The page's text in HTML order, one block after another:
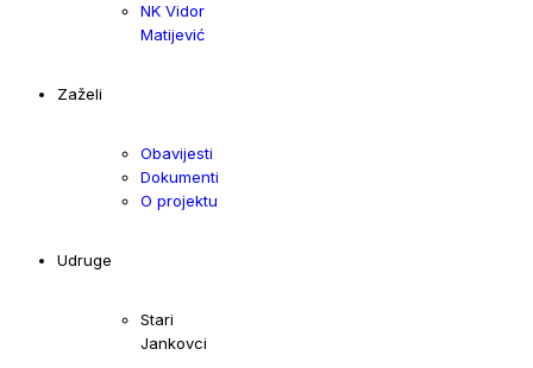
NK Vidor
Matijević
Zaželi
Obavijesti
Dokumenti
O projektu
Udruge
Stari
Jankovci